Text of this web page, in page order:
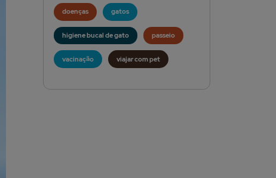
doenças gatos
higiene bucal de gato passeio
vacinação viajar com pet